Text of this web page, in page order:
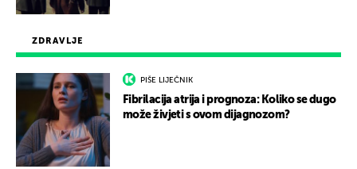
ZDRAVLJE
PIŠE LIJEČNIK
Fibrilacija atrija i prognoza: Koliko se dugo
može živjeti s ovom dijagnozom?